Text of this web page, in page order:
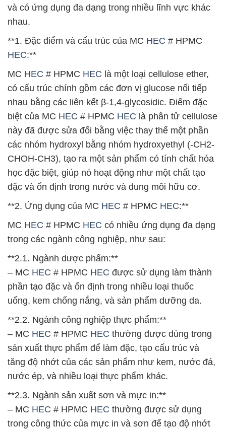
và có ứng dụng đa dạng trong nhiều lĩnh vực khác
nhau.
**1. Đặc điểm và cấu trúc của MC HEC # HPMC
HEC:**
MC HEC # HPMC HEC là một loại cellulose ether,
có cấu trúc chính gồm các đơn vị glucose nối tiếp
nhau bằng các liên kết β-1,4-glycosidic. Điểm đặc
biệt của MC HEC # HPMC HEC là phân tử cellulose
này đã được sửa đổi bằng việc thay thế một phần
các nhóm hydroxyl bằng nhóm hydroxyethyl (-CH2-
CHOH-CH3), tạo ra một sản phẩm có tính chất hóa
học đặc biệt, giúp nó hoạt động như một chất tạo
đặc và ổn định trong nước và dung môi hữu cơ.
**2. Ứng dụng của MC HEC # HPMC HEC:**
MC HEC # HPMC HEC có nhiều ứng dụng đa dạng
trong các ngành công nghiệp, như sau:
**2.1. Ngành dược phẩm:**
– MC HEC # HPMC HEC được sử dụng làm thành
phần tạo đặc và ổn định trong nhiều loại thuốc
uống, kem chống nắng, và sản phẩm dưỡng da.
**2.2. Ngành công nghiệp thực phẩm:**
– MC HEC # HPMC HEC thường được dùng trong
sản xuất thực phẩm để làm đặc, tạo cấu trúc và
tăng độ nhớt của các sản phẩm như kem, nước đá,
nước ép, và nhiều loại thực phẩm khác.
**2.3. Ngành sản xuất sơn và mực in:**
– MC HEC # HPMC HEC thường được sử dụng
trong công thức của mực in và sơn để tạo độ nhớt